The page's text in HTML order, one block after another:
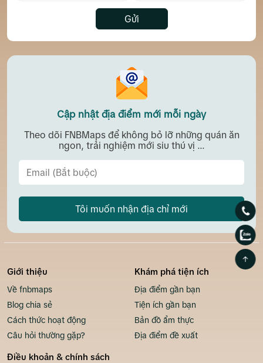
Gửi
Cập nhật địa điểm mới mỗi ngày
Theo dõi FNBMaps để không bỏ lỡ những quán ăn
ngon, trải nghiệm mới siu thú vị ...
Tôi muốn nhận địa chỉ mới
Giới thiệu
Về fnbmaps
Blog chia sẻ
Cách thức hoạt động
Câu hỏi thường gặp?
Khám phá tiện ích
Địa điểm gần bạn
Tiện ích gần bạn
Bản đồ ẩm thực
Địa điểm đề xuất
Điều khoản & chính sách